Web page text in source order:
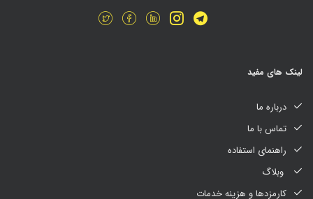
لینک های مفید
درباره ما
تماس با ما
راهنمای استفاده
کارمزدها و هزینه خدمات